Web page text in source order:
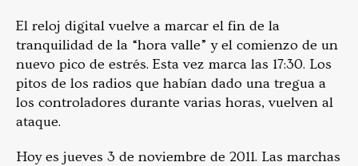
El reloj digital vuelve a marcar el fin de la
tranquilidad de la “hora valle” y el comienzo de un
nuevo pico de estrés. Esta vez marca las 17:30. Los
pitos de los radios que habían dado una tregua a
los controladores durante varias horas, vuelven al
ataque.
Hoy es jueves 3 de noviembre de 2011. Las marchas